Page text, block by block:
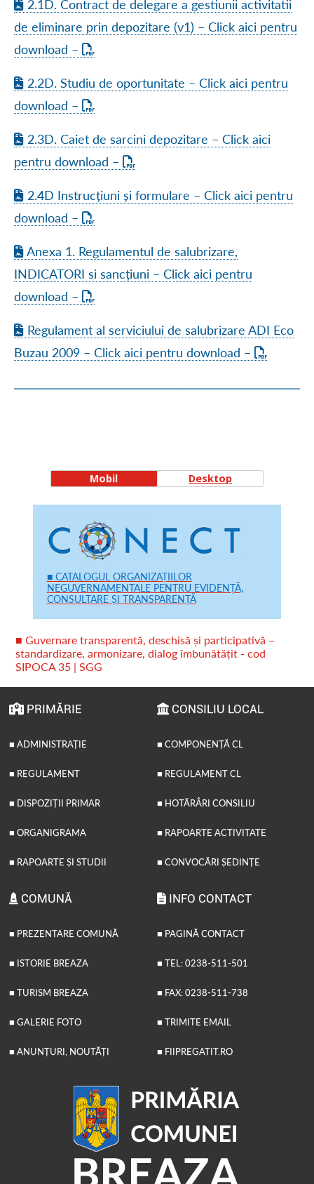
2.1D. Contract de delegare a gestiunii activitatii
de eliminare prin depozitare (v1) – Click aici pentru
download –
2.2D. Studiu de oportunitate – Click aici pentru
download –
2.3D. Caiet de sarcini depozitare – Click aici
pentru download –
2.4D Instrucțiuni și formulare – Click aici pentru
download –
Anexa 1. Regulamentul de salubrizare,
INDICATORI si sancțiuni – Click aici pentru
download –
Regulament al serviciului de salubrizare ADI Eco
Buzau 2009 – Click aici pentru download –
Mobil Desktop
■ CATALOGUL ORGANIZAȚIILOR
NEGUVERNAMENTALE PENTRU EVIDENȚĂ,
CONSULTARE ȘI TRANSPARENȚĂ
■ Guvernare transparentă, deschisă și participativă –
standardizare, armonizare, dialog îmbunătățit - cod
SIPOCA 35 | SGG
PRIMĂRIE
■ ADMINISTRAȚIE
■ REGULAMENT
■ DISPOZIȚII PRIMAR
■ ORGANIGRAMA
■ RAPOARTE ȘI STUDII
CONSILIU LOCAL
■ COMPONENȚĂ CL
■ REGULAMENT CL
■ HOTĂRÂRI CONSILIU
■ RAPOARTE ACTIVITATE
■ CONVOCĂRI ȘEDINȚE
COMUNĂ
■ PREZENTARE COMUNĂ
■ ISTORIE BREAZA
■ TURISM BREAZA
■ GALERIE FOTO
■ ANUNȚURI, NOUTĂȚI
INFO CONTACT
■ PAGINĂ CONTACT
■ TEL: 0238-511-501
■ FAX: 0238-511-738
■ TRIMITE EMAIL
■ FIIPREGATIT.RO